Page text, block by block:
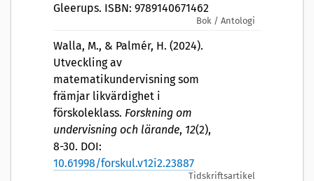
Gleerups. ISBN: 9789140671462
Bok / Antologi
Walla, M., & Palmér, H. (2024).
Utveckling av
matematikundervisning som
främjar likvärdighet i
förskoleklass. Forskning om
undervisning och lärande, 12(2),
8-30. DOI:
10.61998/forskul.v12i2.23887
Tidskriftsartikel